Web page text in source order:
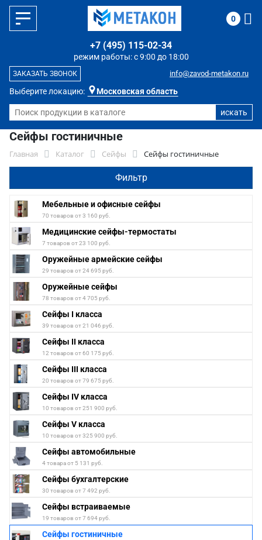
Выберите локацию: Московская область
режим работы: с 9:00 до 18:00
+7 (495) 115-02-34
info@zavod-metakon.ru
ЗАКАЗАТЬ ЗВОНОК
0
Сейфы гостиничные
Главная Каталог Сейфы Сейфы гостиничные
Фильтр
Мебельные и офисные сейфы
70 товаров от 3 160 руб.
Медицинские сейфы-термостаты
7 товаров от 23 100 руб.
Оружейные армейские сейфы
29 товаров от 24 695 руб.
Оружейные сейфы
78 товаров от 4 705 руб.
Сейфы I класса
39 товаров от 21 046 руб.
Сейфы II класса
12 товаров от 60 175 руб.
Сейфы III класса
20 товаров от 79 675 руб.
Сейфы IV класса
10 товаров от 251 900 руб.
Сейфы V класса
10 товаров от 325 900 руб.
Сейфы автомобильные
4 товара от 5 131 руб.
Сейфы бухгалтерские
30 товаров от 7 492 руб.
Сейфы встраиваемые
19 товаров от 7 694 руб.
Сейфы гостиничные